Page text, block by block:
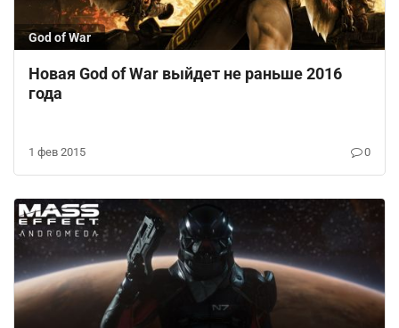
God of War
Новая God of War выйдет не раньше 2016
года
1 фев 2015 0